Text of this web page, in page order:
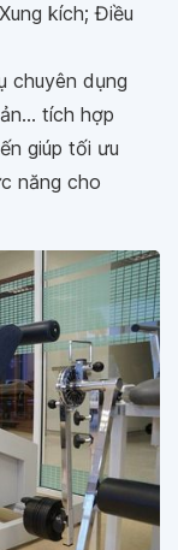
kích; Điều
chuyên dụng
tích hợp
giúp tối ưu
năng cho